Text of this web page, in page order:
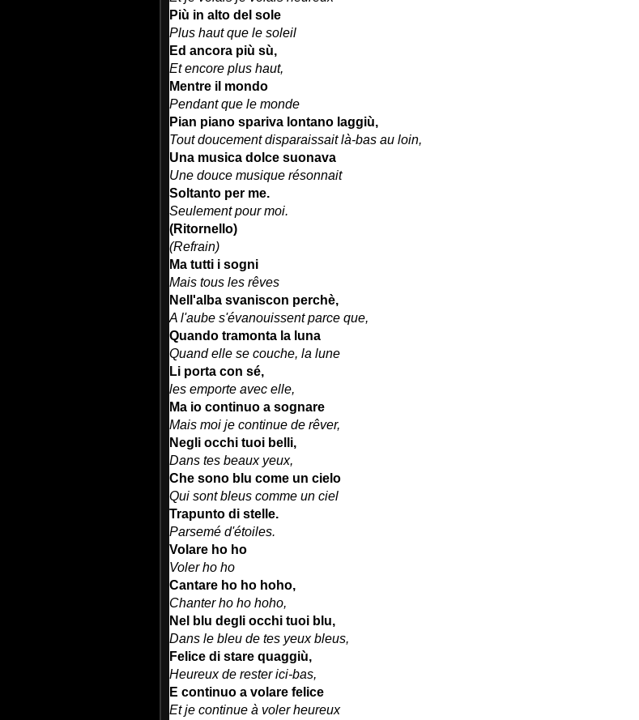
Più in alto del sole
Plus haut que le soleil
Ed ancora più sù,
Et encore plus haut,
Mentre il mondo
Pendant que le monde
Pian piano spariva lontano laggiù,
Tout doucement disparaissait là-bas au loin,
Una musica dolce suonava
Une douce musique résonnait
Soltanto per me.
Seulement pour moi.
(Ritornello)
(Refrain)
Ma tutti i sogni
Mais tous les rêves
Nell'alba svaniscon perchè,
A l'aube s'évanouissent parce que,
Quando tramonta la luna
Quand elle se couche, la lune
Li porta con sé,
les emporte avec elle,
Ma io continuo a sognare
Mais moi je continue de rêver,
Negli occhi tuoi belli,
Dans tes beaux yeux,
Che sono blu come un cielo
Qui sont bleus comme un ciel
Trapunto di stelle.
Parsemé d'étoiles.
Volare ho ho
Voler ho ho
Cantare ho ho hoho,
Chanter ho ho hoho,
Nel blu degli occhi tuoi blu,
Dans le bleu de tes yeux bleus,
Felice di stare quaggiù,
Heureux de rester ici-bas,
E continuo a volare felice
Et je continue à voler heureux